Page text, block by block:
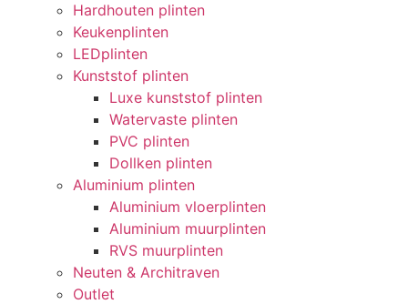
Hardhouten plinten
Keukenplinten
LEDplinten
Kunststof plinten
Luxe kunststof plinten
Watervaste plinten
PVC plinten
Dollken plinten
Aluminium plinten
Aluminium vloerplinten
Aluminium muurplinten
RVS muurplinten
Neuten & Architraven
Outlet